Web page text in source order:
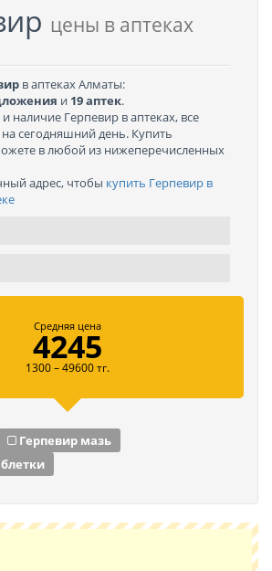
цены в аптеках
в аптеках Алматы:
и 19 аптек.
и наличие Герпевир в аптеках, все
сегодняшний день. Купить
в любой из нижеперечисленных
адрес, чтобы купить Герпевир в
Средняя цена
4245
1300 – 49600 тг.
Герпевир мазь